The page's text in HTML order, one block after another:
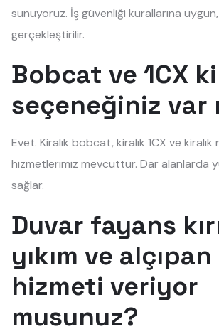
sunuyoruz. İş güvenliği kurallarına
gerçekleştirilir.
Bobcat ve 1CX
seçeneğiniz var
Evet. Kiralık bobcat, kiralık 1CX ve
hizmetlerimiz mevcuttur. Dar alanlarda
sağlar.
Duvar fayans
yıkım ve
hizmeti veriyor
musunuz?